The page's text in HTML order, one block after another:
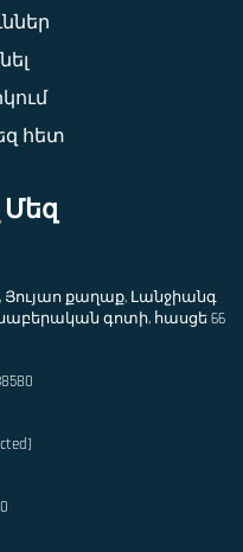
հետ
Մեզ
քաղաք, Լանջիանգ
գոտի, հասցե 66